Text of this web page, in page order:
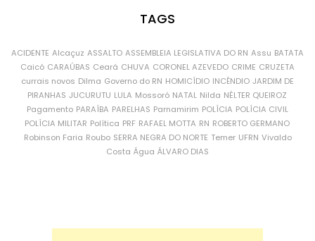
TAGS
ACIDENTE Alcaçuz ASSALTO ASSEMBLEIA LEGISLATIVA DO RN Assu BATATA
Caicó CARAÚBAS Ceará CHUVA CORONEL AZEVEDO CRIME CRUZETA
currais novos Dilma Governo do RN HOMICÍDIO INCÊNDIO JARDIM DE
PIRANHAS JUCURUTU LULA Mossoró NATAL Nilda NÉLTER QUEIROZ
Pagamento PARAÍBA PARELHAS Parnamirim POLÍCIA POLÍCIA CIVIL
POLÍCIA MILITAR Política PRF RAFAEL MOTTA RN ROBERTO GERMANO
Robinson Faria Roubo SERRA NEGRA DO NORTE Temer UFRN Vivaldo
Costa Água ÁLVARO DIAS